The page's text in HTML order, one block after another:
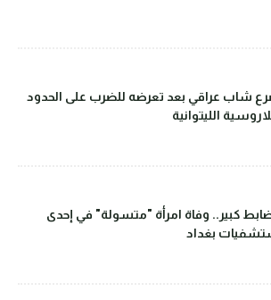
شاب عراقي بعد تعرضه للضرب على الحدود
الليتوانية
كبير.. وفاة امرأة "متسولة" في إحدى
بغداد